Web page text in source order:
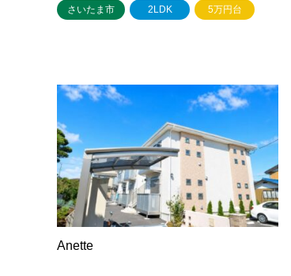
さいたま市 2LDK 5万円台
Anette